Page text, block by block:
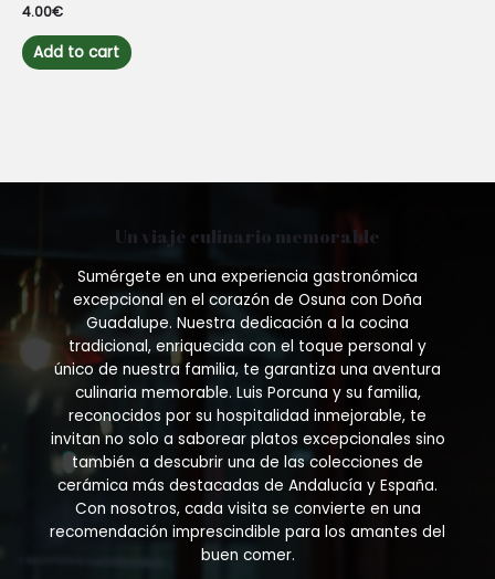
Rated
0
out
of
5
4.00€
Add to cart
Un viaje culinario memorable
Sumérgete en una experiencia gastronómica
excepcional en el corazón de Osuna con Doña
Guadalupe. Nuestra dedicación a la cocina
tradicional, enriquecida con el toque personal y
único de nuestra familia, te garantiza una aventura
culinaria memorable. Luis Porcuna y su familia,
reconocidos por su hospitalidad inmejorable, te
invitan no solo a saborear platos excepcionales sino
también a descubrir una de las colecciones de
cerámica más destacadas de Andalucía y España.
Con nosotros, cada visita se convierte en una
recomendación imprescindible para los amantes del
buen comer.